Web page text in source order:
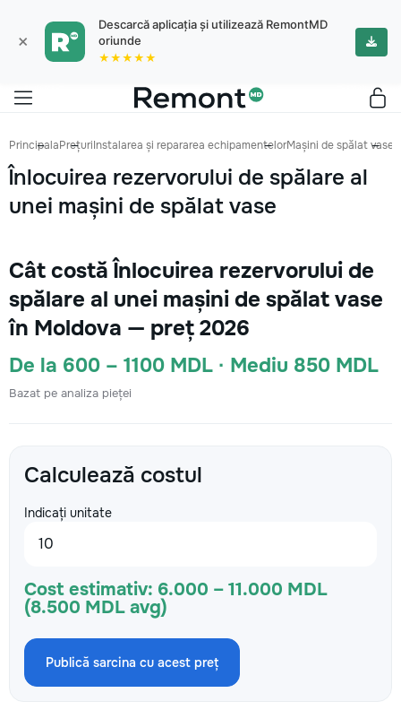
×
Descarcă aplicația și utilizează RemontMD
oriunde
★★★★★
PrincipalaPrețuriInstalarea și repararea echipamentelorMașini de spălat vase
Înlocuirea rezervorului de spălare al
unei mașini de spălat vase
Cât costă Înlocuirea rezervorului de
spălare al unei mașini de spălat vase
în Moldova — preț 2026
De la 600 – 1100 MDL · Mediu 850 MDL
Bazat pe analiza pieței
Calculează costul
Indicați unitate
Cost estimativ: 6.000 – 11.000 MDL
(8.500 MDL avg)
Publică sarcina cu acest preț